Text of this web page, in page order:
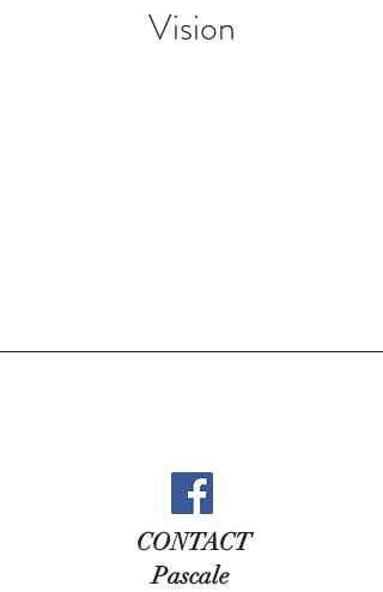
Vision
CONTACT
Pascale